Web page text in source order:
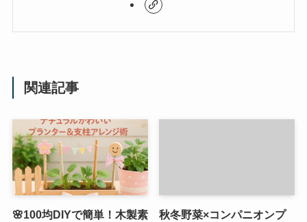
関連記事
🌸100均DIYで簡単！木製素
秋冬野菜×コンパニオンプ